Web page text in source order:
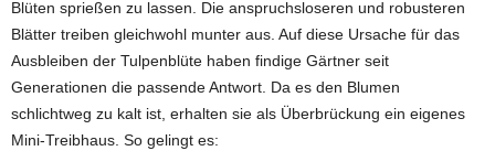
Blüten sprießen zu lassen. Die anspruchsloseren und robusteren
Blätter treiben gleichwohl munter aus. Auf diese Ursache für das
Ausbleiben der Tulpenblüte haben findige Gärtner seit
Generationen die passende Antwort. Da es den Blumen
schlichtweg zu kalt ist, erhalten sie als Überbrückung ein eigenes
Mini-Treibhaus. So gelingt es: